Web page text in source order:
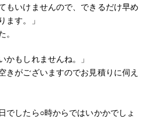
もいけませんので、できるだけ早め
ます。」
かもしれませんね。」
きがございますのでお見積りに伺え
でしたら○時からではいかかでしょ